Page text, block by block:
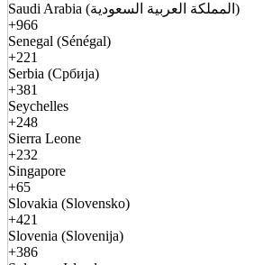
Saudi Arabia (المملكة العربية السعودية)
+966
Senegal (Sénégal)
+221
Serbia (Србија)
+381
Seychelles
+248
Sierra Leone
+232
Singapore
+65
Slovakia (Slovensko)
+421
Slovenia (Slovenija)
+386